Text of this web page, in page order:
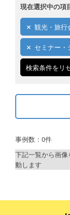
現在選択中の項
観光・旅行
セミナー・
検索条件をリ
制作プラン
事例数：0件
下記一覧から画
動します